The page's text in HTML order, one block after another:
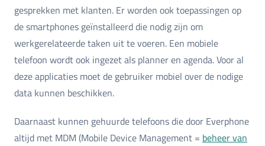
gesprekken met klanten. Er worden ook toepassingen op
de smartphones geïnstalleerd die nodig zijn om
werkgerelateerde taken uit te voeren. Een mobiele
telefoon wordt ook ingezet als planner en agenda. Voor al
deze applicaties moet de gebruiker mobiel over de nodige
data kunnen beschikken.
Daarnaast kunnen gehuurde telefoons die door Everphone
altijd met MDM (Mobile Device Management = beheer van